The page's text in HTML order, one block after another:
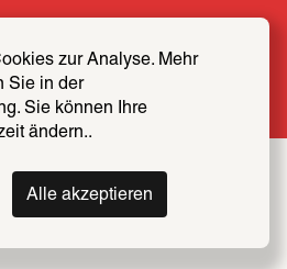
zur Analyse. Mehr
Sie in der
Sie können Ihre
ändern..
Alle akzeptieren
werden
erfahren